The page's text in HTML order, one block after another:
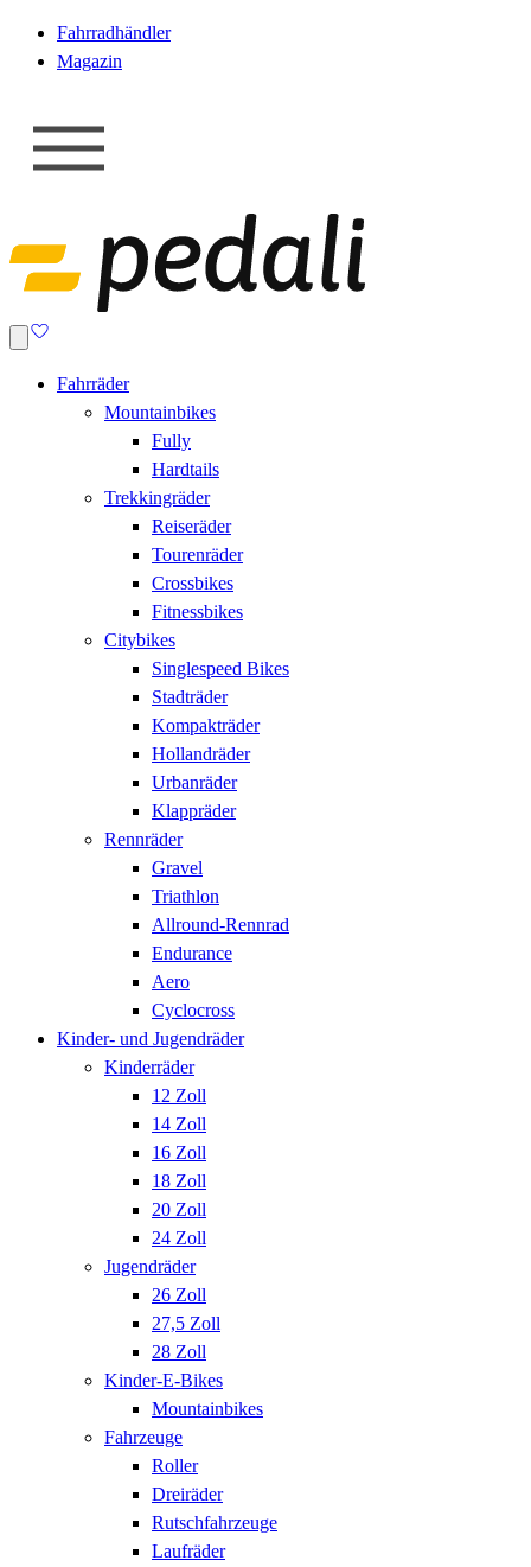
Fahrradhändler
Magazin
Fahrräder
Mountainbikes
Fully
Hardtails
Trekkingräder
Reiseräder
Tourenräder
Crossbikes
Fitnessbikes
Citybikes
Singlespeed Bikes
Stadträder
Kompakträder
Hollandräder
Urbanräder
Klappräder
Rennräder
Gravel
Triathlon
Allround-Rennrad
Endurance
Aero
Cyclocross
Kinder- und Jugendräder
Kinderräder
12 Zoll
14 Zoll
16 Zoll
18 Zoll
20 Zoll
24 Zoll
Jugendräder
26 Zoll
27,5 Zoll
28 Zoll
Kinder-E-Bikes
Mountainbikes
Fahrzeuge
Roller
Dreiräder
Rutschfahrzeuge
Laufräder